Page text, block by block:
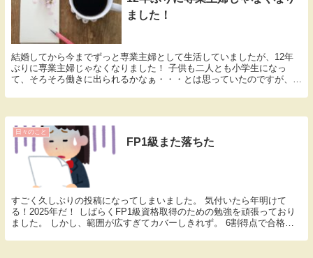
ました！
結婚してから今までずっと専業主婦として生活していましたが、12年
ぶりに専業主婦じゃなくなりました！ 子供も二人とも小学生になっ
て、そろそろ働きに出られるかなぁ・・・とは思っていたのですが、積
日々のこと
FP1級また落ちた
すごく久しぶりの投稿になってしまいました。 気付いたら年明けて
る！2025年だ！ しばらくFP1級資格取得のための勉強を頑張っており
ました。 しかし、範囲が広すぎてカバーしきれず。 6割得点で合格の